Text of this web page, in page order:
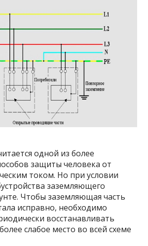
одной из более
защиты человека от
током. Но при условии
заземляющего
Чтобы заземляющая часть
исправно, необходимо
восстанавливать
слабое место во всей схеме